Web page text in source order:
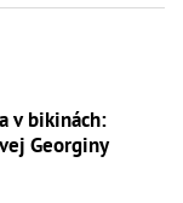
v bikinách:
Georginy